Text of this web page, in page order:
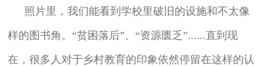
照片里，我们能看到学校里破旧的设施和不太像
样的图书角。“贫困落后”、“资源匮乏”......直到现
在，很多人对于乡村教育的印象依然停留在这样的认